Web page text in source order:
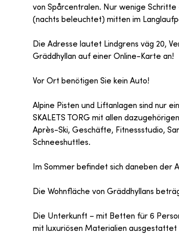
von Spårcentralen. Nur wenige Schritte
(nachts beleuchtet) mitten im
Die Adresse lautet Lindgrens väg 20,
Gräddhyllan auf einer Online-Karte an!
Vor Ort benötigen Sie kein Auto!
Alpine Pisten und Liftanlagen sind nur
SKALETS TORG mit allen
Après-Ski, Geschäfte, Fitnessstudio,
Schneeshuttles.
Im Sommer befindet sich daneben der
Die Wohnfläche von Gräddhyllans
Die Unterkunft – mit Betten für 6
mit luxuriösen Materialien ausgestattet